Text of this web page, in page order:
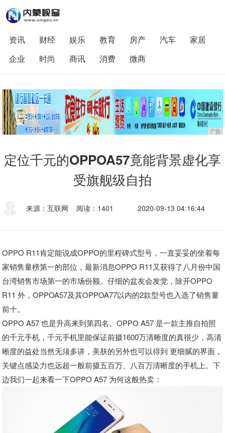
资讯 财经 娱乐 教育 房产 汽车
家居
企业
时尚 商讯 消费 微商
广告
定位千元的OPPOA57竟能背景虚化享
受旗舰级自拍
来源：互联网 阅读：1401 2020-09-13 04:16:44
OPPO R11肯定能说成OPPO的里程碑式型号，一直妥妥的坐着每
家销售量榜第一的部位，最新消息OPPO R11又获得了八月份中国
台湾销售市场第一的市场份额。仔细的盆友会发觉，除开OPPO
R11 外，OPPOA57及其OPPOA77以内的2款型号也入选了销售量
前十。
OPPO A57 也是升高来到第四名。OPPO A57 是一款主推自拍照
的千元手机，千元手机里能保证前摄1600万清晰度的真很少，高清
晰度的益处当然无须多讲，美肤的另外也可以得到 更细腻的界面，
关键点感染力也远超一般前摄五百万、八百万清晰度的手机上。下
边我们一起来看一下OPPO A57 为何这般热卖：